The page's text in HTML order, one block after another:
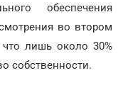
обеспечения
во втором
лишь около 30%
собственности.